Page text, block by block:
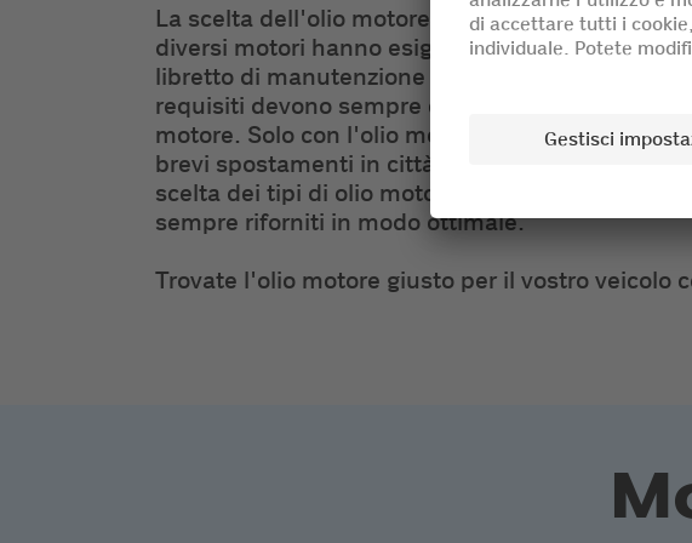
La scelta dell'olio motore giusto è importante
diversi motori hanno esigenze specifiche.
libretto di manutenzione vi dirà di quale olio ha
requisiti devono sempre corrispondere alle
motore. Solo con l'olio motore giusto la vostra
brevi spostamenti in città ai lunghi viaggi. Per
scelta dei tipi di olio motore più comuni, in modo
sempre riforniti in modo ottimale.
Trovate l'olio motore giusto per il vostro veicolo